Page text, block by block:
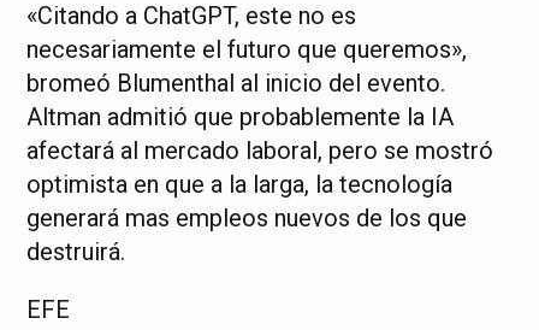
«Citando a ChatGPT, este no es
necesariamente el futuro que queremos»,
bromeó Blumenthal al inicio del evento.
Altman admitió que probablemente la IA
afectará al mercado laboral, pero se mostró
optimista en que a la larga, la tecnología
generará mas empleos nuevos de los que
destruirá.
EFE